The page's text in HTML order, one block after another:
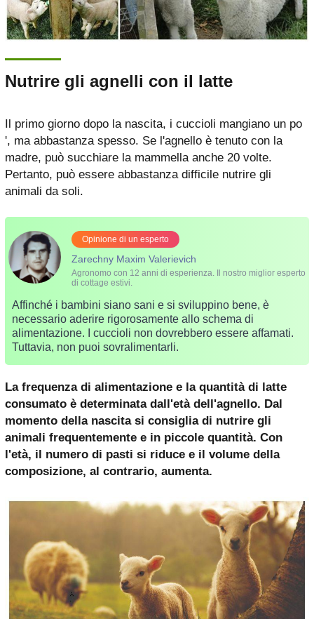
Nutrire gli agnelli con il latte
Il primo giorno dopo la nascita, i cuccioli mangiano un po
', ma abbastanza spesso. Se l'agnello è tenuto con la
madre, può succhiare la mammella anche 20 volte.
Pertanto, può essere abbastanza difficile nutrire gli
animali da soli.
Opinione di un esperto
Zarechny Maxim Valerievich
Agronomo con 12 anni di esperienza. Il nostro miglior esperto
di cottage estivi.
Affinché i bambini siano sani e si sviluppino bene, è
necessario aderire rigorosamente allo schema di
alimentazione. I cuccioli non dovrebbero essere affamati.
Tuttavia, non puoi sovralimentarli.
La frequenza di alimentazione e la quantità di latte
consumato è determinata dall'età dell'agnello. Dal
momento della nascita si consiglia di nutrire gli
animali frequentemente e in piccole quantità. Con
l'età, il numero di pasti si riduce e il volume della
composizione, al contrario, aumenta.